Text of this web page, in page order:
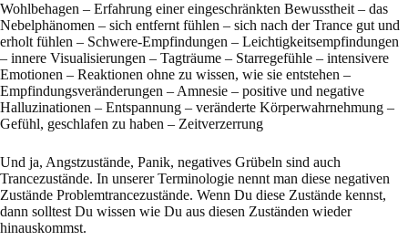
Wohlbehagen – Erfahrung einer eingeschränkten Bewusstheit – das
Nebelphänomen – sich entfernt fühlen – sich nach der Trance gut und
erholt fühlen – Schwere-Empfindungen – Leichtigkeitsempfindungen
– innere Visualisierungen – Tagträume – Starregefühle – intensivere
Emotionen – Reaktionen ohne zu wissen, wie sie entstehen –
Empfindungsveränderungen – Amnesie – positive und negative
Halluzinationen – Entspannung – veränderte Körperwahrnehmung –
Gefühl, geschlafen zu haben – Zeitverzerrung
Und ja, Angstzustände, Panik, negatives Grübeln sind auch
Trancezustände. In unserer Terminologie nennt man diese negativen
Zustände Problemtrancezustände. Wenn Du diese Zustände kennst,
dann solltest Du wissen wie Du aus diesen Zuständen wieder
hinauskommst.